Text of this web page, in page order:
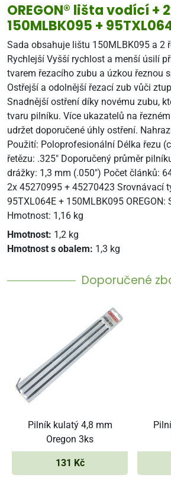
OREGON® lišta vodící +
150MLBK095 +
Sada obsahuje lištu 150MLBK095 a 2
Rychlejší Vyšší rychlost a menší úsilí
tvarem řezacího zubu a úzkou řeznou
Ostřejší a odolnější řezací zub vůči
Snadnější ostření díky novému zubu,
tvaru pilníku. Více ukazatelů na
udržet doporučené úhly ostření.
Použití: Poloprofesionální Délka řezu
řetězu: .325" Doporučený průměr
drážky: 1,3 mm (.050") Počet článků:
2x 45270995 + 45270423 Srovnávací
95TXL064E + 150MLBK095
Hmotnost: 1,16 kg
Hmotnost: 1,2 kg
Hmotnost s obalem: 1,3 kg
Doporučené
Pilník kulatý 4,8 mm
Oregon 3ks
131 Kč